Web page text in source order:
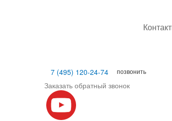
7 (495) 120-24-74
позвонить
Заказать обратный звонок